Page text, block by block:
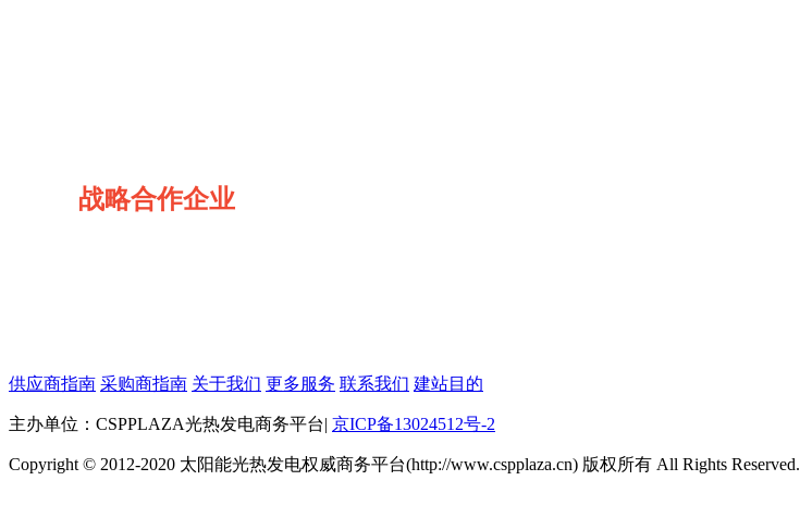
战略合作企业
供应商指南 采购商指南 关于我们 更多服务 联系我们 建站目的
主办单位：CSPPLAZA光热发电商务平台| 京ICP备13024512号-2
Copyright © 2012-2020 太阳能光热发电权威商务平台(http://www.cspplaza.cn) 版权所有 All Rights Reserved.